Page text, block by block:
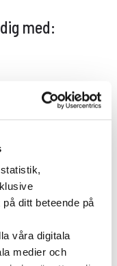
ditt beteende på
våra digitala
medier och
med: